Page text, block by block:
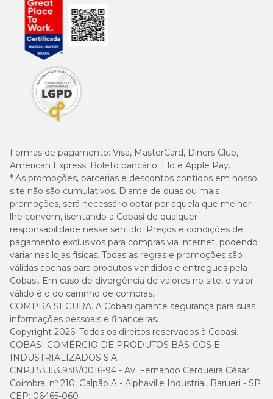
Formas de pagamento: Visa, MasterCard, Diners Club,
American Express; Boleto bancário; Elo e Apple Pay.
* As promoções, parcerias e descontos contidos em nosso
site não são cumulativos. Diante de duas ou mais
promoções, será necessário optar por aquela que melhor
lhe convém, isentando a Cobasi de qualquer
responsabilidade nesse sentido. Preços e condições de
pagamento exclusivos para compras via internet, podendo
variar nas lojas físicas. Todas as regras e promoções são
válidas apenas para produtos vendidos e entregues pela
Cobasi. Em caso de divergência de valores no site, o valor
válido é o do carrinho de compras.
COMPRA SEGURA. A Cobasi garante segurança para suas
informações pessoais e financeiras.
Copyright 2026. Todos os direitos reservados à Cobasi.
COBASI COMÉRCIO DE PRODUTOS BÁSICOS E
INDUSTRIALIZADOS S.A.
CNPJ 53.153.938/0016-94 - Av. Fernando Cerqueira César
Coimbra, nº 210, Galpão A - Alphaville Industrial, Barueri - SP
CEP: 06465-060